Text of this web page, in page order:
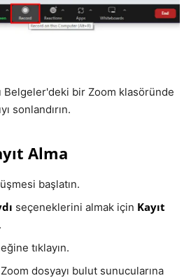
Belgeler'deki bir Zoom klasöründe
sonlandırın.
Alma
başlatın.
seçeneklerini almak için Kayıt
tıklayın.
dosyayı bulut sunucularına